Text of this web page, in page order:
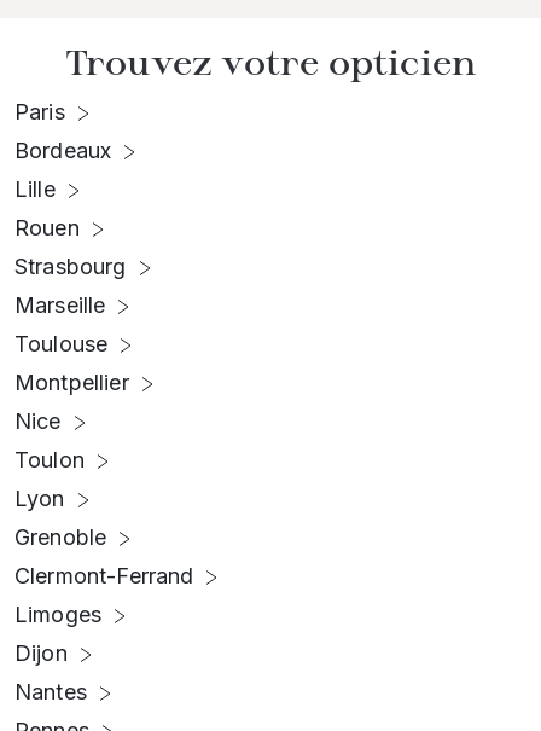
Trouvez votre opticien
Paris
Bordeaux
Lille
Rouen
Strasbourg
Marseille
Toulouse
Montpellier
Nice
Toulon
Lyon
Grenoble
Clermont-Ferrand
Limoges
Dijon
Nantes